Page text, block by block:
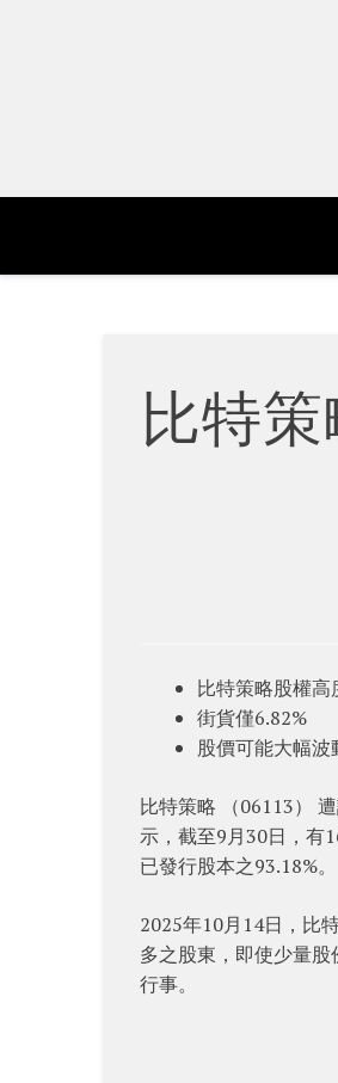
比特
比特策略股權高
街貨僅6.82%
股價可能大幅波
比特策略 （06113）
示，截至9月30日，有
已發行股本之93.18%。
2025年10月14日，比
多之股東，即使少量
行事。